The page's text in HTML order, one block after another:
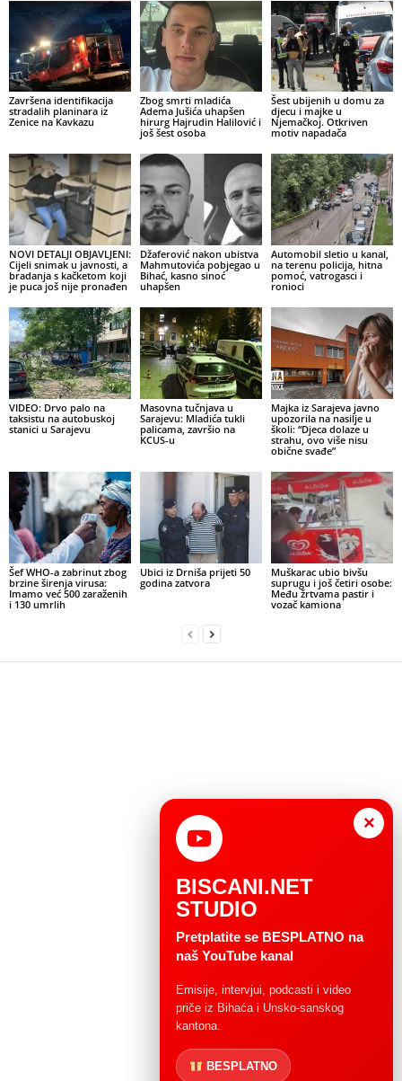
Završena identifikacija
stradalih planinara iz
Zenice na Kavkazu
Zbog smrti mladića
Adema Jušića uhapšen
hirurg Hajrudin Halilović i
još šest osoba
Šest ubijenih u domu za
djecu i majke u
Njemačkoj. Otkriven
motiv napadača
NOVI DETALJI OBJAVLJENI:
Cijeli snimak u javnosti, a
bradanja s kačketom koji
je puca još nije pronađen
Džaferović nakon ubistva
Mahmutovića pobjegao u
Bihać, kasno sinoć
uhapšen
Automobil sletio u kanal,
na terenu policija, hitna
pomoć, vatrogasci i
ronioci
VIDEO: Drvo palo na
taksistu na autobuskoj
stanici u Sarajevu
Masovna tučnjava u
Sarajevu: Mladića tukli
palicama, završio na
KCUS-u
Majka iz Sarajeva javno
upozorila na nasilje u
školi: “Djeca dolaze u
strahu, ovo više nisu
obične svađe”
Šef WHO-a zabrinut zbog
brzine širenja virusa:
Imamo već 500 zaraženih
i 130 umrlih
Ubici iz Drniša prijeti 50
godina zatvora
Muškarac ubio bivšu
suprugu i još četiri osobe:
Među žrtvama pastir i
vozač kamiona
×
BISCANI.NET
STUDIO
Pretplatite se BESPLATNO na
naš YouTube kanal
Emisije, intervjui, podcasti i video
priče iz Bihaća i Unsko-sanskog
kantona.
BESPLATNO